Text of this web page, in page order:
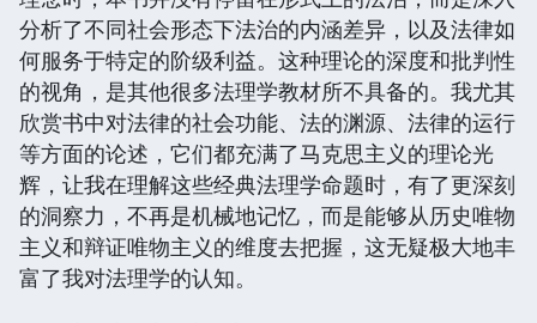
分析了不同社会形态下法治的内涵差异，以及法律如
何服务于特定的阶级利益。这种理论的深度和批判性
的视角，是其他很多法理学教材所不具备的。我尤其
欣赏书中对法律的社会功能、法的渊源、法律的运行
等方面的论述，它们都充满了马克思主义的理论光
辉，让我在理解这些经典法理学命题时，有了更深刻
的洞察力，不再是机械地记忆，而是能够从历史唯物
主义和辩证唯物主义的维度去把握，这无疑极大地丰
富了我对法理学的认知。